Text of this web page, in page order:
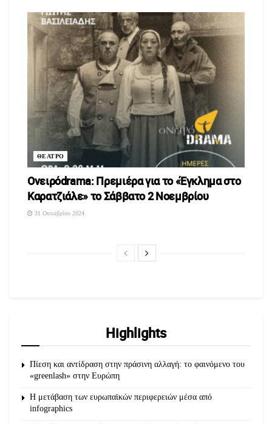
ΘΕΑΤΡΟ
Ονειρόdrama: Πρεμιέρα για το «Έγκλημα στο
Καρατζιάλε» το Σάββατο 2 Νοεμβρίου
31 Οκτωβρίου 2024
Highlights
Πίεση και αντίδραση στην πράσινη αλλαγή: το φαινόμενο του
«greenlash» στην Ευρώπη
Η μετάβαση των ευρωπαϊκών περιφερειών μέσα από
infographics